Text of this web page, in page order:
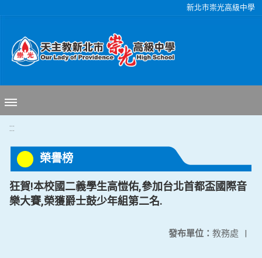
新北市崇光高級中學
:::
榮譽榜
狂賀!本校國二義學生高愷佑,參加台北首都盃國際音
樂大賽,榮獲爵士鼓少年組第二名.
發布單位： 教務處 |